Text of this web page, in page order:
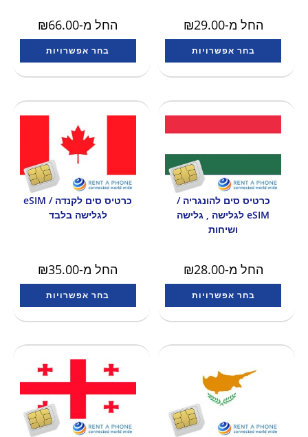
החל מ- ₪29.00
בחר אפשרויות
החל מ- ₪66.00
בחר אפשרויות
כרטיס סים להונגריה /
eSIM לגלישה , גלישה
ושיחות
החל מ- ₪28.00
בחר אפשרויות
כרטיס סים לקנדה / eSIM
לגלישה בלבד
החל מ- ₪35.00
בחר אפשרויות